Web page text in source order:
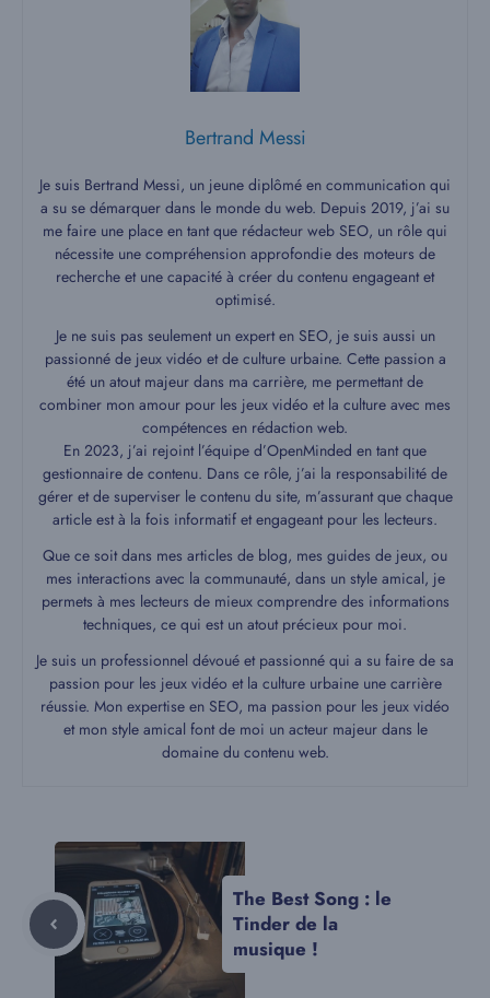
Bertrand Messi
Je suis Bertrand Messi, un jeune diplômé en communication qui
a su se démarquer dans le monde du web. Depuis 2019, j’ai su
me faire une place en tant que rédacteur web SEO, un rôle qui
nécessite une compréhension approfondie des moteurs de
recherche et une capacité à créer du contenu engageant et
optimisé.
Je ne suis pas seulement un expert en SEO, je suis aussi un
passionné de jeux vidéo et de culture urbaine. Cette passion a
été un atout majeur dans ma carrière, me permettant de
combiner mon amour pour les jeux vidéo et la culture avec mes
compétences en rédaction web.
En 2023, j’ai rejoint l’équipe d’OpenMinded en tant que
gestionnaire de contenu. Dans ce rôle, j’ai la responsabilité de
gérer et de superviser le contenu du site, m’assurant que chaque
article est à la fois informatif et engageant pour les lecteurs.
Que ce soit dans mes articles de blog, mes guides de jeux, ou
mes interactions avec la communauté, dans un style amical, je
permets à mes lecteurs de mieux comprendre des informations
techniques, ce qui est un atout précieux pour moi.
Je suis un professionnel dévoué et passionné qui a su faire de sa
passion pour les jeux vidéo et la culture urbaine une carrière
réussie. Mon expertise en SEO, ma passion pour les jeux vidéo
et mon style amical font de moi un acteur majeur dans le
domaine du contenu web.
The Best Song : le
Tinder de la
musique !